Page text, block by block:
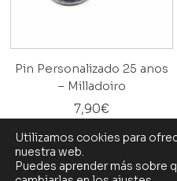
Pin Personalizado 25 anos
– Milladoiro
7,90€
Utilizamos cookies para
nuestra web.
Puedes aprender más sobre